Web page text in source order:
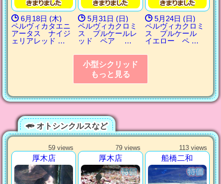
6月18日 (木)
ペルヴィカタエニ
アータス ナイジ
ェリアレッド …
5月31日 (日)
ペルヴィカクロミ
ス プルケールレ
ッド ペア …
5月24日 (日)
ペルヴィカクロミ
ス プルケール
イエロー ペ …
小型シクリッド
もっと見る
オトシンクルスなど
59 views
厚木店
79 views
厚木店
113 views
船橋二和